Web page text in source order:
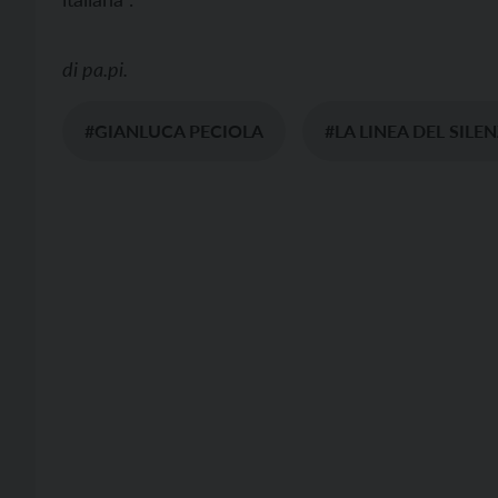
di pa.pi.
#GIANLUCA PECIOLA #LA LINEA DEL